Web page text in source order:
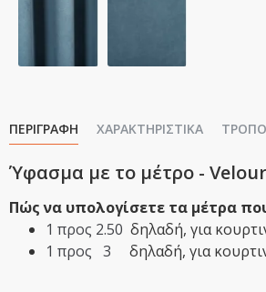
ΠΕΡΙΓΡΑΦΉ ΧΑΡΑΚΤΗΡΙΣΤΙΚΆ
Ύφασμα με το μέτρο -
Πώς να υπολογίσετε τα μέτρα
1 προς 2.50 δηλαδή, ​για
1 προς 3 δηλαδή,​ για